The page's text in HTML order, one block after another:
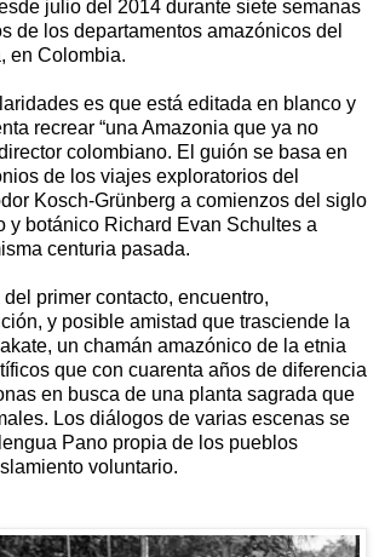
julio del 2014 durante siete semanas
de los departamentos amazónicos del
en Colombia.
es que está editada en blanco y
recrear “una Amazonia que ya no
colombiano. El guión se basa en
de los viajes exploratorios del
Kosch-Grünberg a comienzos del siglo
y botánico Richard Evan Schultes a
centuria pasada.
primer contacto, encuentro,
y posible amistad que trasciende la
un chamán amazónico de la etnia
que con cuarenta años de diferencia
en busca de una planta sagrada que
Los diálogos de varias escenas se
Pano propia de los pueblos
voluntario.